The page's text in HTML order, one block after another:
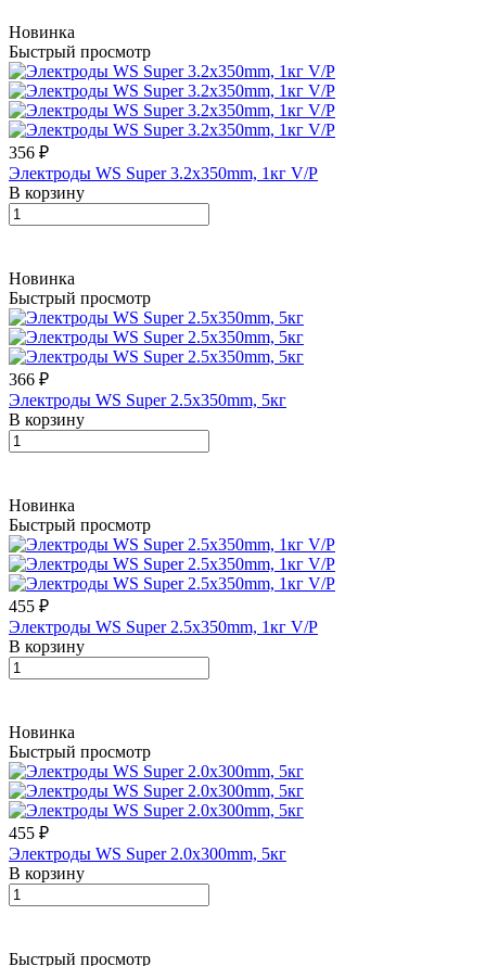
Новинка
Быстрый просмотр
356 ₽
Электроды WS Super 3.2х350mm, 1кг V/P
В корзину
Новинка
Быстрый просмотр
366 ₽
Электроды WS Super 2.5х350mm, 5кг
В корзину
Новинка
Быстрый просмотр
455 ₽
Электроды WS Super 2.5х350mm, 1кг V/P
В корзину
Новинка
Быстрый просмотр
455 ₽
Электроды WS Super 2.0х300mm, 5кг
В корзину
Быстрый просмотр